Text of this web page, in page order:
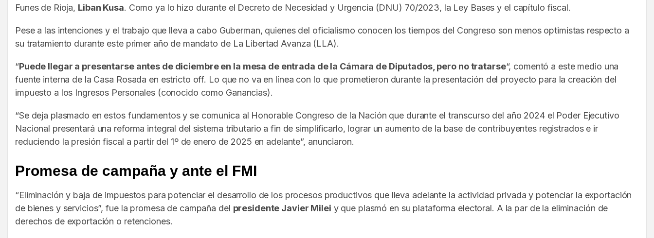
Funes de Rioja, Liban Kusa. Como ya lo hizo durante el Decreto de Necesidad y Urgencia (DNU) 70/2023, la Ley Bases y el capítulo fiscal.
Pese a las intenciones y el trabajo que lleva a cabo Guberman, quienes del oficialismo conocen los tiempos del Congreso son menos optimistas respecto a
su tratamiento durante este primer año de mandato de La Libertad Avanza (LLA).
“Puede llegar a presentarse antes de diciembre en la mesa de entrada de la Cámara de Diputados, pero no tratarse“, comentó a este medio una
fuente interna de la Casa Rosada en estricto off. Lo que no va en línea con lo que prometieron durante la presentación del proyecto para la creación del
impuesto a los Ingresos Personales (conocido como Ganancias).
“Se deja plasmado en estos fundamentos y se comunica al Honorable Congreso de la Nación que durante el transcurso del año 2024 el Poder Ejecutivo
Nacional presentará una reforma integral del sistema tributario a fin de simplificarlo, lograr un aumento de la base de contribuyentes registrados e ir
reduciendo la presión fiscal a partir del 1º de enero de 2025 en adelante”, anunciaron.
Promesa de campaña y ante el FMI
“Eliminación y baja de impuestos para potenciar el desarrollo de los procesos productivos que lleva adelante la actividad privada y potenciar la exportación
de bienes y servicios”, fue la promesa de campaña del presidente Javier Milei y que plasmó en su plataforma electoral. A la par de la eliminación de
derechos de exportación o retenciones.